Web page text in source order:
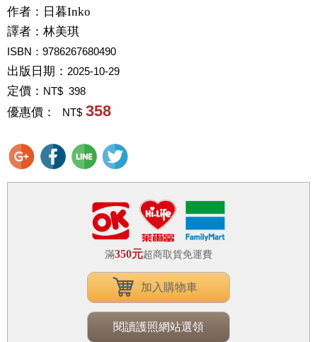
作者： 日暮Inko
譯者： 林美琪
ISBN：9786267680490
出版日期： 2025-10-29
定價： NT$ 398
優惠價： NT$ 358
滿350元超商取貨免運費
加入購物車
閱讀護照網站選領